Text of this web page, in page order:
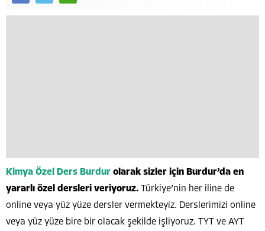
Kimya Özel Ders Burdur olarak sizler için Burdur’da en
yararlı özel dersleri veriyoruz. Türkiye’nin her iline de
online veya yüz yüze dersler vermekteyiz. Derslerimizi online
veya yüz yüze bire bir olacak şekilde işliyoruz. TYT ve AYT